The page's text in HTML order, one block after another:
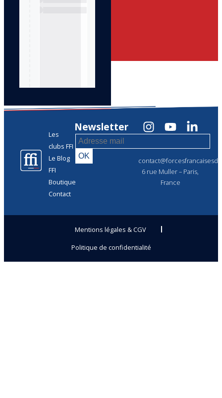
Les
clubs FFI
Le Blog
FFI
Boutique
Contact
6 rue Muller – Paris,
France
Newsletter
Mentions légales & CGV
Politique de confidentialité